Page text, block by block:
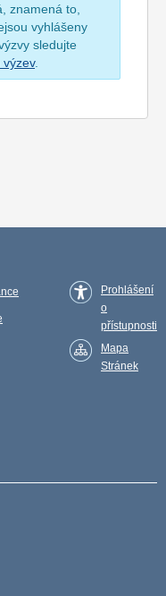
znamená to,
vyhlášeny
sledujte
.
Prohlášení
o
přístupnosti
Mapa
Stránek